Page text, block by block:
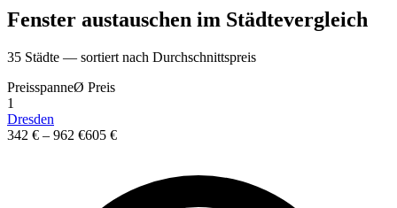
Fenster austauschen im Städtevergleich
35 Städte — sortiert nach Durchschnittspreis
PreisspanneØ Preis
1
Dresden
342 € – 962 €605 €